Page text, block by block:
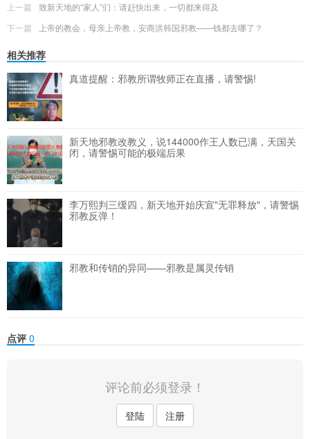
들에게 미치는 영향력이 특별한 이 교주가 구치소 외부
에 있는 것은 잘못됐다”고 덧붙였다.
신천지는 홈페이지를 통해 이 교주의 보석 결정은 “‘걷
지 못해서’가 아니라 고령과 그에 따른 건강 악화 때문”이
고 “교리 시험은 10여년 전부터 이어져 온 신앙의 일부
분”이라고 주장했다.
하게 대처하는 것 같다”면서 “오는 30일로 예정된 신천
지 대구집단의 결심 공판이 이 교주의 공판에 어떤 영향
을 미칠지 주시할 필요가 있다”고 말했다.
임보혁 기자
上一篇
致新天地的“家人”们：请赶快出来，一切都来得及
下一篇
上帝的教会，母亲上帝教，安商洪韩国邪教——钱都去哪了？
相关推荐
真道提醒：邪教所谓牧师正在直播，请警惕!
新天地邪教改教义，说144000作王人数已满，天国关
闭，请警惕可能的极端后果
李万熙判三缓四，新天地开始庆宣"无罪释放"，请警惕
邪教反弹！
邪教和传销的异同——邪教是属灵传销
点评0
评论前必须登录！
登陆 注册